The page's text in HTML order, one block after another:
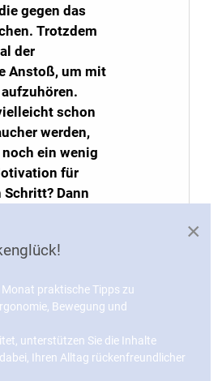
gegen das
Trotzdem
der
Anstoß, um mit
schon
werden,
ein wenig
für
Dann
warum
aufzuhören –
und dein
der Tag, an
Schritt in ein
×
praktische Tipps zu
Bewegung und
unterstützen Sie die Inhalte
Ihren Alltag rückenfreundlicher